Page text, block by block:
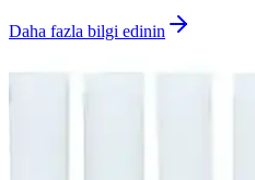
Daha fazla bilgi edinin